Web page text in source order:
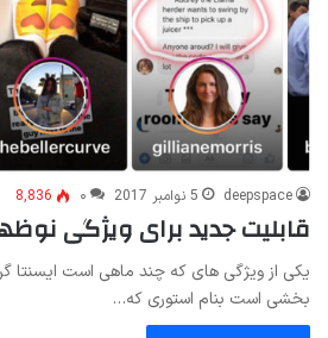
deepspace 5 نوامبر 2017 ۰ 8,836
قابلیت جدید برای ویژگی
یکی از ویژگی های که چند ماهی است ایسنتا
بخشی است بنام استوری که…